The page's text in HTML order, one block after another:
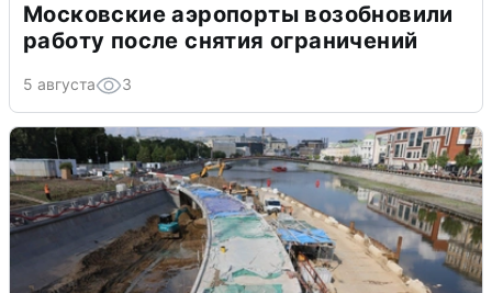
Московские аэропорты возобновили
работу после снятия ограничений
5 августа 3